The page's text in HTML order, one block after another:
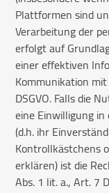
Plattformen sind
Verarbeitung der
erfolgt auf
einer effektiven
Kommunikation
DSGVO. Falls die
eine Einwilligung
(d.h. ihr
Kontrollkästchens
erklären) ist die
Abs. 1 lit. a., Art. 7